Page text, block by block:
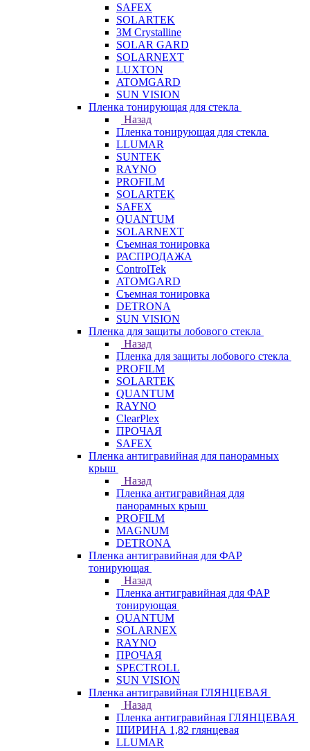
SAFEX
SOLARTEK
3M Crystalline
SOLAR GARD
SOLARNEXT
LUXTON
ATOMGARD
SUN VISION
Пленка тонирующая для стекла
Назад
Пленка тонирующая для стекла
LLUMAR
SUNTEK
RAYNO
PROFILM
SOLARTEK
SAFEX
QUANTUM
SOLARNEXT
Съемная тонировка
РАСПРОДАЖА
ControlTek
ATOMGARD
Съемная тонировка
DETRONA
SUN VISION
Пленка для защиты лобового стекла
Назад
Пленка для защиты лобового стекла
PROFILM
SOLARTEK
QUANTUM
RAYNO
ClearPlex
ПРОЧАЯ
SAFEX
Пленка антигравийная для панорамных
крыш
Назад
Пленка антигравийная для
панорамных крыш
PROFILM
MAGNUM
DETRONA
Пленка антигравийная для ФАР
тонирующая
Назад
Пленка антигравийная для ФАР
тонирующая
QUANTUM
SOLARNEX
RAYNO
ПРОЧАЯ
SPECTROLL
SUN VISION
Пленка антигравийная ГЛЯНЦЕВАЯ
Назад
Пленка антигравийная ГЛЯНЦЕВАЯ
ШИРИНА 1,82 глянцевая
LLUMAR